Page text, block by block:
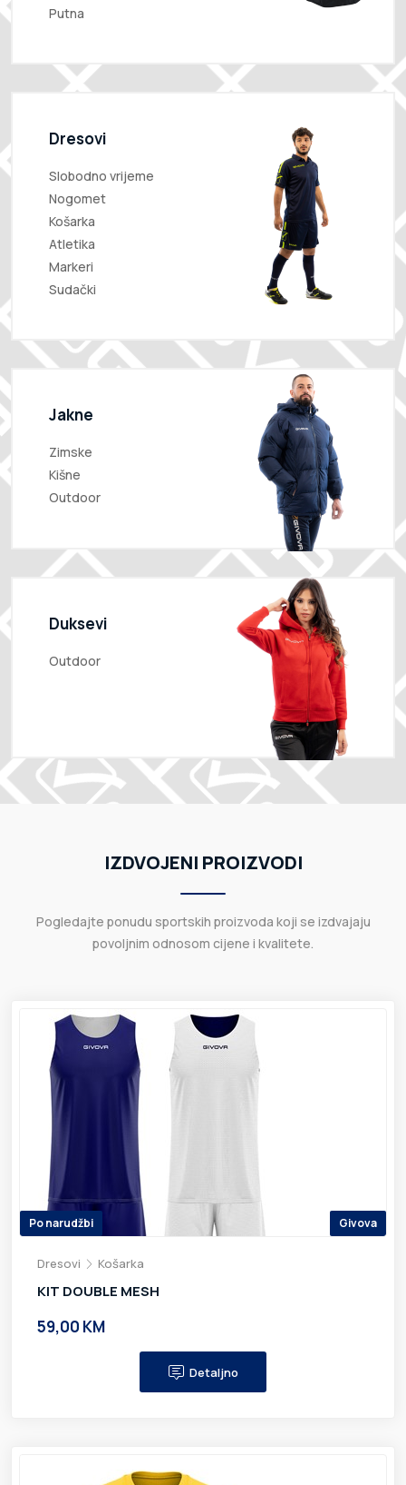
Putna
Dresovi
Slobodno vrijeme
Nogomet
Košarka
Atletika
Markeri
Sudački
Jakne
Zimske
Kišne
Outdoor
Duksevi
Outdoor
IZDVOJENI PROIZVODI
Pogledajte ponudu sportskih proizvoda koji se izdvajaju
povoljnim odnosom cijene i kvalitete.
Po narudžbi Givova
Dresovi Košarka
KIT DOUBLE MESH
59,00 KM
Detaljno